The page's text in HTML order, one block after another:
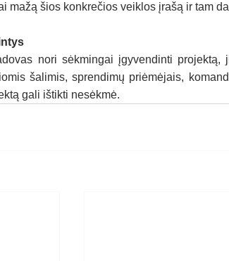
mažą šios konkrečios veiklos įrašą ir tam
nori sėkmingai įgyvendinti
šalimis, sprendimų priėmėjais,
gali ištikti nesėkmė.